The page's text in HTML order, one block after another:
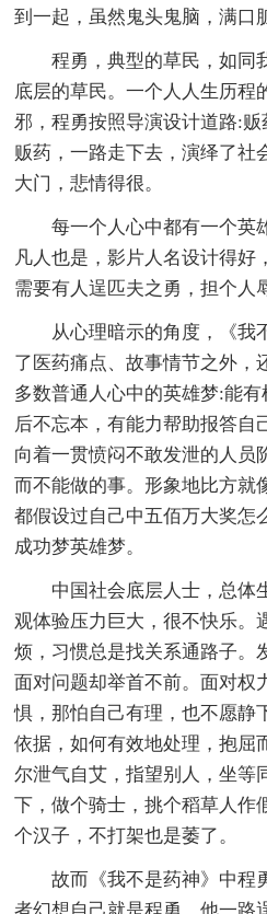
到一起，虽然鬼头鬼脑，满口
程勇，典型的草民，如同
底层的草民。一个人人生历程
邪，程勇按照导演设计道路:
贩药，一路走下去，演绎了社
大门，悲情得很。
每一个人心中都有一个英
凡人也是，影片人名设计得好
需要有人逞匹夫之勇，担个人
从心理暗示的角度，《我
了医药痛点、故事情节之外，
多数普通人心中的英雄梦:能
后不忘本，有能力帮助报答自
向着一贯愤闷不敢发泄的人员
而不能做的事。形象地比方就
都假设过自己中五佰万大奖怎
成功梦英雄梦。
中国社会底层人士，总体
观体验压力巨大，很不快乐。
烦，习惯总是找关系通路子。
面对问题却举首不前。面对权
惧，那怕自己有理，也不愿静
依据，如何有效地处理，抱屈
尔泄气自艾，指望别人，坐等
下，做个骑士，挑个稻草人作
个汉子，不打架也是萎了。
故而《我不是药神》中程